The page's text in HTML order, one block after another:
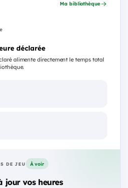
Ma bibliothèque
déclarée
alimente directement le temps total
DE JEU À voir
jour vos heures